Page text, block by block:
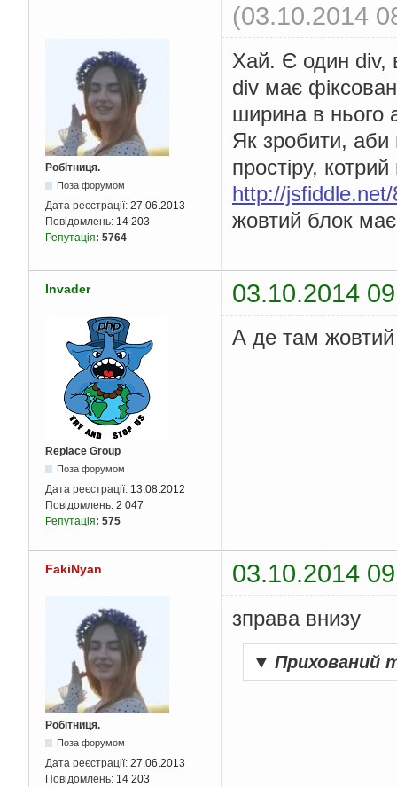
(03.10.2014
Робітниця.
Поза форумом
Дата реєстрації: 27.06.2013
Повідомлень: 14 203
Репутація: 5764
Хай. Є один div,
div має
ширина в нього
Як зробити, аби
простіру,
http://
жовтий блок
Invader 03.10.2014
Replace Group
Поза форумом
Дата реєстрації: 13.08.2012
Повідомлень: 2 047
Репутація: 575
А де там
FakiNyan 03.10.2014
Робітниця.
Поза форумом
Дата реєстрації: 27.06.2013
Повідомлень: 14 203
зправа внизу
▼ Прихований